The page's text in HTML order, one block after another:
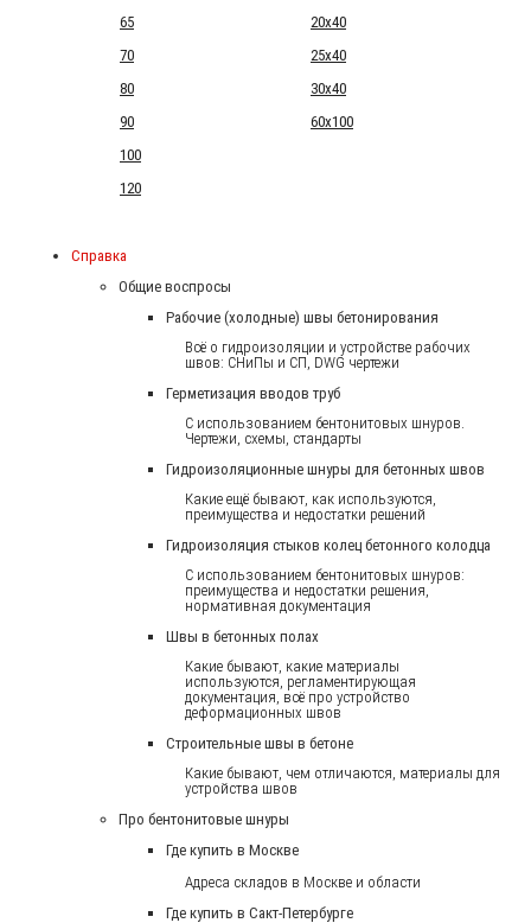
65
20x40
70
25x40
80
30x40
90
60x100
100
120
Справка
Общие воспросы
Рабочие (холодные) швы бетонирования
Всё о гидроизоляции и устройстве рабочих
швов: СНиПы и СП, DWG чертежи
Герметизация вводов труб
С использованием бентонитовых шнуров.
Чертежи, схемы, стандарты
Гидроизоляционные шнуры для бетонных швов
Какие ещё бывают, как используются,
преимущества и недостатки решений
Гидроизоляция стыков колец бетонного колодца
С использованием бентонитовых шнуров:
преимущества и недостатки решения,
нормативная документация
Швы в бетонных полах
Какие бывают, какие материалы
используются, регламентирующая
документация, всё про устройство
деформационных швов
Строительные швы в бетоне
Какие бывают, чем отличаются, материалы для
устройства швов
Про бентонитовые шнуры
Где купить в Москве
Адреса складов в Москве и области
Где купить в Сакт-Петербурге